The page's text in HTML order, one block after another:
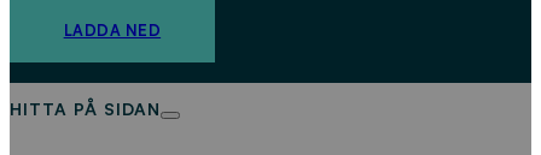
LADDA NED
HITTA PÅ SIDAN